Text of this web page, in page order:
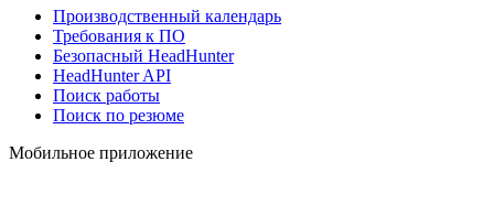
Производственный календарь
Требования к ПО
Безопасный HeadHunter
HeadHunter API
Поиск работы
Поиск по резюме
Мобильное приложение